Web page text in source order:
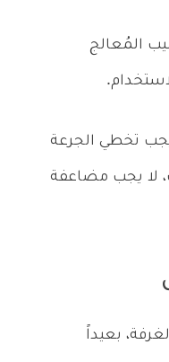
المُعالج
تخطي الجرعة
لا يجب مضاعفة
بعيداً